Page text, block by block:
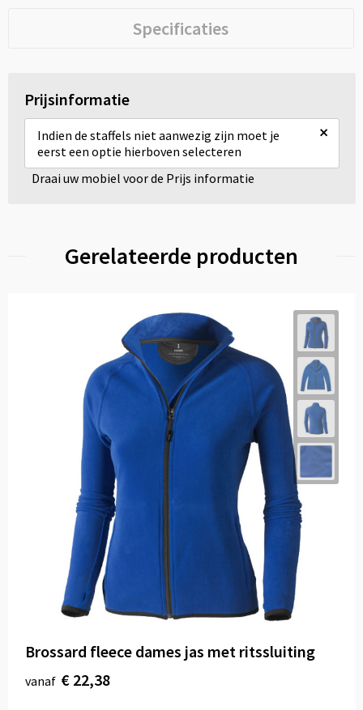
Specificaties
Prijsinformatie
Indien de staffels niet aanwezig zijn moet je
eerst een optie hierboven selecteren
×
Draai uw mobiel voor de Prijs informatie
Gerelateerde producten
Brossard fleece dames jas met ritssluiting
vanaf € 22,38